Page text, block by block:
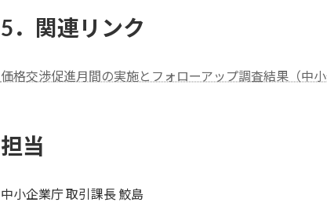
5．関連リンク
価格交渉促進月間の実施とフォローアップ調査結果（中小
担当
中小企業庁 取引課長 鮫島